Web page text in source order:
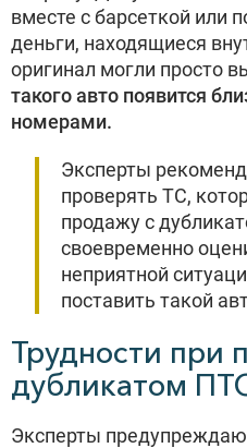
вместе с барсеткой или
деньги, находящиеся
оригинал могли просто
такого авто появится
номерами.
Эксперты
проверять ТС,
продажу с
своевременно
неприятной
поставить такой
Трудности при
дубликатом
Эксперты